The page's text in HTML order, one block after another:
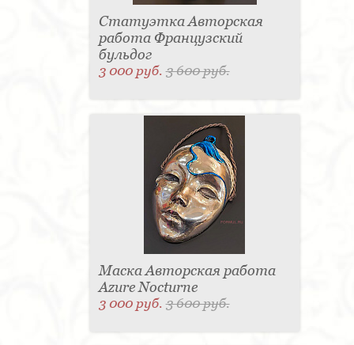
Статуэтка Авторская
работа Французский
бульдог
3 000 руб.3 600 руб.
Маска Авторская работа
Azure Nocturne
3 000 руб.3 600 руб.